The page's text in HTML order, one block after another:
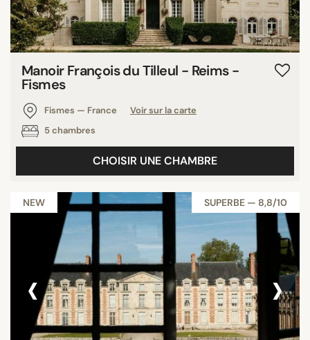
Manoir François du Tilleul - Reims -
Fismes
Fismes — France
Voir sur la carte
5 chambres
CHOISIR UNE CHAMBRE
NEW SUPERBE — 8,8/10
‹ ›